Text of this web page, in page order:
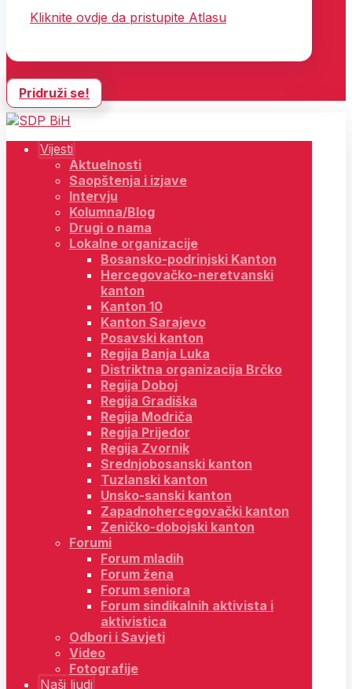
Kliknite ovdje da pristupite Atlasu
Pridruži se!
Vijesti
Aktuelnosti
Saopštenja i izjave
Intervju
Kolumna/Blog
Drugi o nama
Lokalne organizacije
Bosansko-podrinjski Kanton
Hercegovačko-neretvanski
kanton
Kanton 10
Kanton Sarajevo
Posavski kanton
Regija Banja Luka
Distriktna organizacija Brčko
Regija Doboj
Regija Gradiška
Regija Modriča
Regija Prijedor
Regija Zvornik
Srednjobosanski kanton
Tuzlanski kanton
Unsko-sanski kanton
Zapadnohercegovački kanton
Zeničko-dobojski kanton
Forumi
Forum mladih
Forum žena
Forum seniora
Forum sindikalnih aktivista i
aktivistica
Odbori i Savjeti
Video
Fotografije
Naši ljudi